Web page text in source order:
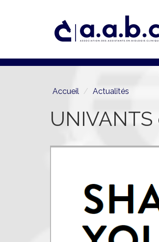
au
Accueil Actualités